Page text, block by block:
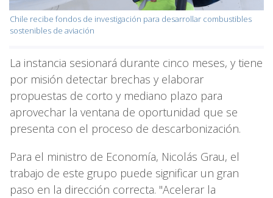
Chile recibe fondos de investigación para desarrollar combustibles
sostenibles de aviación
La instancia sesionará durante cinco meses, y tiene
por misión detectar brechas y elaborar
propuestas de corto y mediano plazo para
aprovechar la ventana de oportunidad que se
presenta con el proceso de descarbonización.
Para el ministro de Economía, Nicolás Grau, el
trabajo de este grupo puede significar un gran
paso en la dirección correcta. "Acelerar la